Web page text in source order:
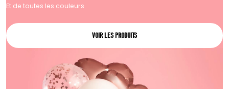
Et de toutes les couleurs
VOIR LES PRODUITS